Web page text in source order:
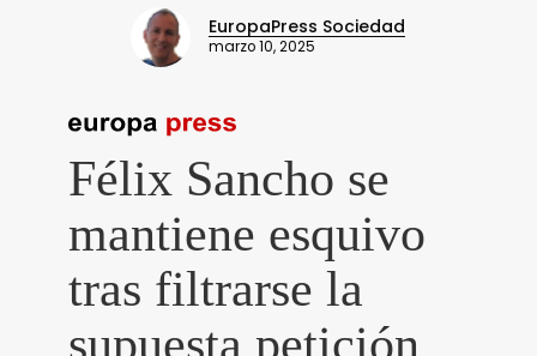
EuropaPress Sociedad
marzo 10, 2025